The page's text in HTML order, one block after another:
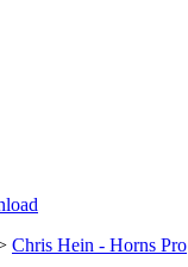
Chris Hein - Horns Pro